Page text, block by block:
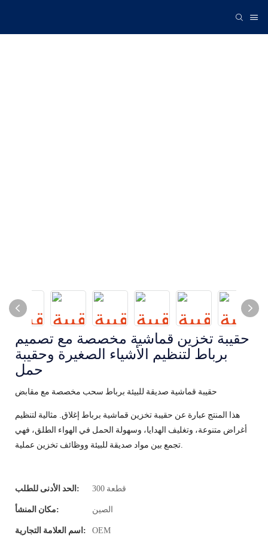
حقيبة تخزين قماشية مخصصة مع تصميم
برباط لتنظيم الأشياء الصغيرة وحقيبة
حمل
حقيبة قماشية صديقة للبيئة برباط سحب مخصصة مع مقابض
هذا المنتج عبارة عن حقيبة تخزين قماشية برباط إغلاق. مثالية لتنظيم
أغراض متنوعة، وتغليف الهدايا، وسهولة الحمل في الهواء الطلق، فهي
الحد الأدنى للطلب: 300 قطعة
مكان المنشأ: الصين
اسم العلامة التجارية: OEM